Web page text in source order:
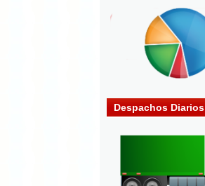
Despachos Diarios